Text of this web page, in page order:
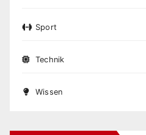
Sport
Technik
Wissen